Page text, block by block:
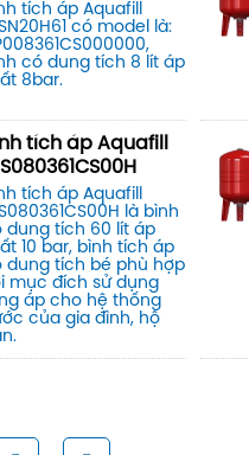
tích áp Aquafill
có model là:
có dung tích 8 lít áp
8bar.
tích áp Aquafill
tích áp Aquafill
là bình
dung tích 60 lít áp
10 bar, bình tích áp
dung tích bé phù hợp
mục đích sử dụng
áp cho hệ thống
của gia đình, hộ